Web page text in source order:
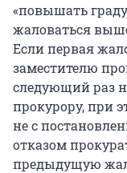
«повышать
жаловаться
Если первая
заместителю
следующий раз
прокурору, при
не с
отказом
предыдущую